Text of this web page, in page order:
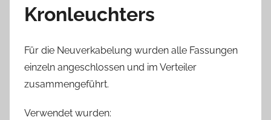
Kronleuchters
Für die Neuverkabelung wurden alle Fassungen
einzeln angeschlossen und im Verteiler
zusammengeführt.
Verwendet wurden: